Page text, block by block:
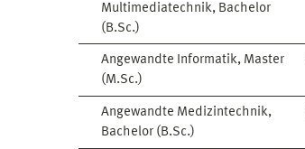
Multimediatechnik, Bachelor
(B.Sc.)
Angewandte Informatik, Master
(M.Sc.)
Angewandte Medizintechnik,
Bachelor (B.Sc.)